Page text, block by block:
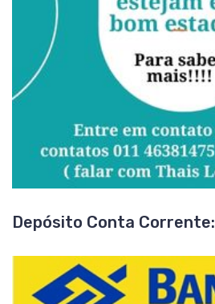
Depósito Conta Corrente: